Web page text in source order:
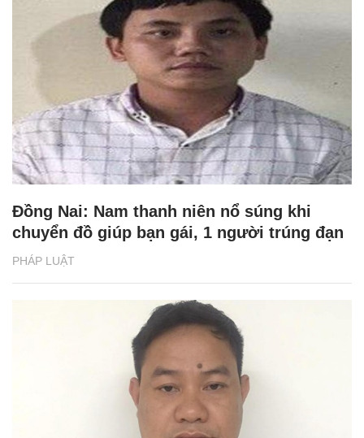
PHÁP LUẬT
Đồng Nai: Nam thanh niên nổ súng khi
chuyển đồ giúp bạn gái, 1 người trúng đạn